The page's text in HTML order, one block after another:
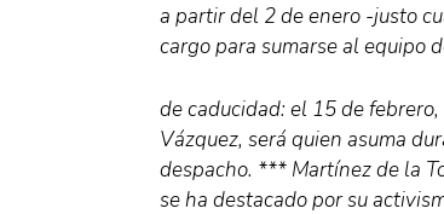
a partir del 2 de enero -justo
cargo para sumarse al equipo
de caducidad: el 15 de
Vázquez, será quien asuma
despacho. *** Martínez de la
se ha destacado por su